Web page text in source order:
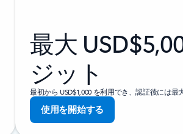
最大
ジット
最初から USD$1,000 を利用でき、認証後には最
使用を開始する